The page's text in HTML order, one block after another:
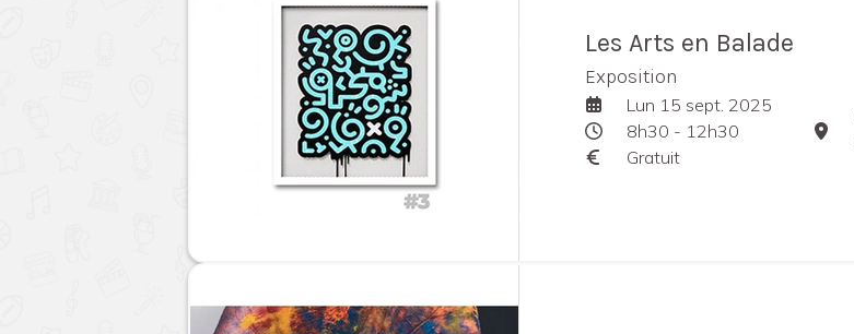
Les Arts en Balade
Exposition
Lun 15 sept. 2025
8h30 - 12h30
Gratuit